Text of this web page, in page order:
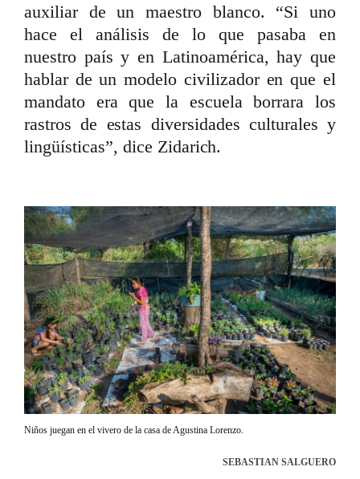
auxiliar de un maestro blanco. “Si uno
hace el análisis de lo que pasaba en
nuestro país y en Latinoamérica, hay que
hablar de un modelo civilizador en que el
mandato era que la escuela borrara los
rastros de estas diversidades culturales y
lingüísticas”, dice Zidarich.
Niños juegan en el vivero de la casa de Agustina Lorenzo.
SEBASTIAN SALGUERO